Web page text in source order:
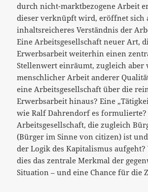
durch nicht-marktbezogene Arbeit
dieser verknüpft wird, eröffnet sich
inhaltsreicheres Verständnis der
Eine Arbeitsgesellschaft neuer Art,
Erwerbsarbeit weiterhin einen
Stellenwert einräumt, zugleich aber
menschlicher Arbeit anderer
eine Arbeitsgesellschaft über die
Erwerbsarbeit hinaus? Eine
wie Ralf Dahrendorf es formulierte?
Arbeitsgesellschaft, die zugleich
(Bürger im Sinne von citizen) ist
der Logik des Kapitalismus
dies das zentrale Merkmal der
Situation – und eine Chance für die